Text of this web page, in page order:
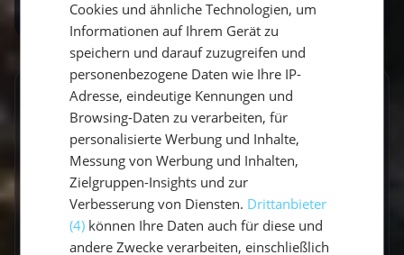
GESCHRIEBEN VON
Claudia Grubert
Travel Influencerin & Segel-Expertin
Claudia ist begeisterte Travel Influencerin und
leidenschaftliche Seglerin. Auf unserem Blog
Cookies und ähnliche Technologien, um
Informationen auf Ihrem Gerät zu
speichern und darauf zuzugreifen und
personenbezogene Daten wie Ihre IP-
Adresse, eindeutige Kennungen und
Browsing-Daten zu verarbeiten, für
personalisierte Werbung und Inhalte,
Messung von Werbung und Inhalten,
Zielgruppen-Insights und zur
Verbesserung von Diensten. Drittanbieter
(4) können Ihre Daten auch für diese und
andere Zwecke verarbeiten, einschließlich